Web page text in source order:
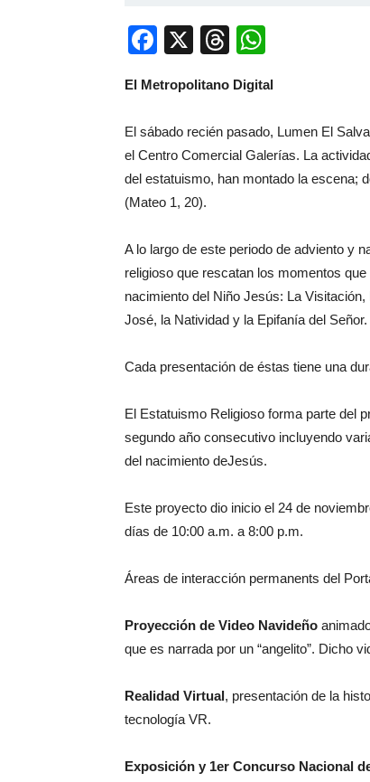
Facebook
X Threads
El Metropolitano Digital
El sábado recién pasado, Lumen El
el Centro Comercial Galerías. La
del estatuismo, han montado la escena;
(Mateo 1, 20).
A lo largo de este periodo de adviento y
religioso que rescatan los momentos
nacimiento del Niño Jesús: La
José, la Natividad y la Epifanía del Señor.
Cada presentación de éstas tiene una
El Estatuismo Religioso forma parte del
segundo año consecutivo incluyendo
del nacimiento deJesús.
Este proyecto dio inicio el 24 de
días de 10:00 a.m. a 8:00 p.m.
Áreas de interacción permanents del
Proyección de Video Navideño
que es narrada por un “angelito”. Dicho
Realidad Virtual, presentación de la
tecnología VR.
Exposición y 1er Concurso Nacional